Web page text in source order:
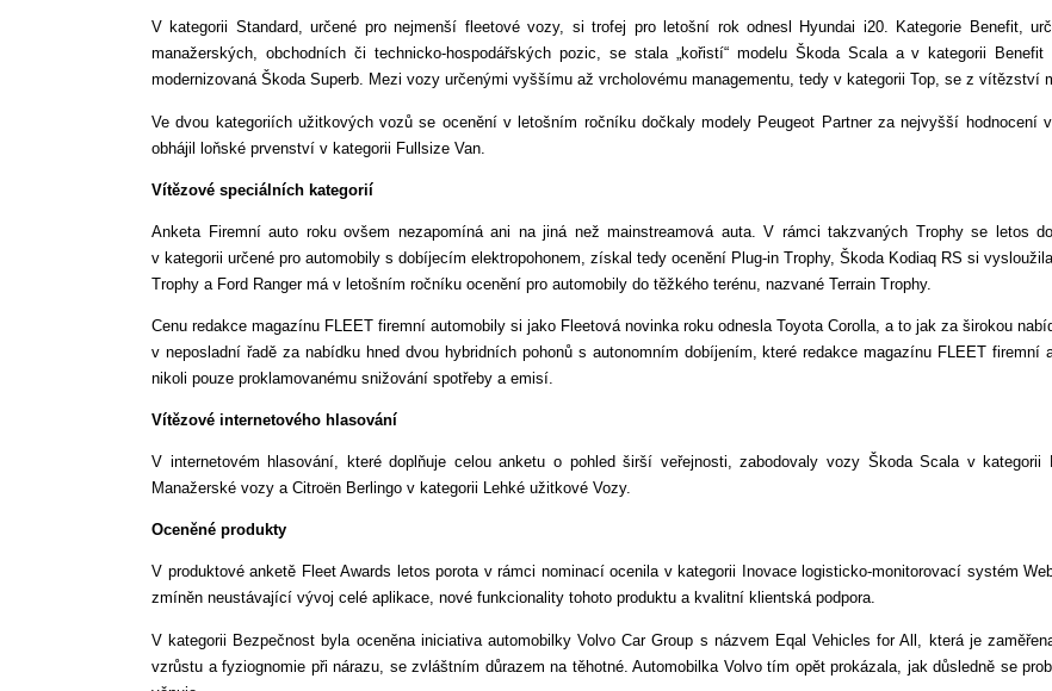
V kategorii Standard, určené pro nejmenší fleetové vozy, si trofej pro letošní rok odnesl Hyundai i20. Kategorie Benefit,
manažerských, obchodních či technicko-hospodářských pozic, se stala „kořistí“ modelu Škoda Scala a v kategorii
modernizovaná Škoda Superb. Mezi vozy určenými vyššímu až vrcholovému managementu, tedy v kategorii Top, se z vítězství
Ve dvou kategoriích užitkových vozů se ocenění v letošním ročníku dočkaly modely Peugeot Partner za nejvyšší hodnocení
obhájil loňské prvenství v kategorii Fullsize Van.
Vítězové speciálních kategorií
Anketa Firemní auto roku ovšem nezapomíná ani na jiná než mainstreamová auta. V rámci takzvaných Trophy se letos
v kategorii určené pro automobily s dobíjecím elektropohonem, získal tedy ocenění Plug-in Trophy, Škoda Kodiaq RS si
Trophy a Ford Ranger má v letošním ročníku ocenění pro automobily do těžkého terénu, nazvané Terrain Trophy.
Cenu redakce magazínu FLEET firemní automobily si jako Fleetová novinka roku odnesla Toyota Corolla, a to jak za širokou
v neposladní řadě za nabídku hned dvou hybridních pohonů s autonomním dobíjením, které redakce magazínu FLEET firemní
nikoli pouze proklamovanému snižování spotřeby a emisí.
Vítězové internetového hlasování
V internetovém hlasování, které doplňuje celou anketu o pohled širší veřejnosti, zabodovaly vozy Škoda Scala v
Manažerské vozy a Citroën Berlingo v kategorii Lehké užitkové Vozy.
Oceněné produkty
V produktové anketě Fleet Awards letos porota v rámci nominací ocenila v kategorii Inovace logisticko-monitorovací systém
zmíněn neustávající vývoj celé aplikace, nové funkcionality tohoto produktu a kvalitní klientská podpora.
V kategorii Bezpečnost byla oceněna iniciativa automobilky Volvo Car Group s názvem Eqal Vehicles for All, která je
vzrůstu a fyziognomie při nárazu, se zvláštním důrazem na těhotné. Automobilka Volvo tím opět prokázala, jak důsledně se